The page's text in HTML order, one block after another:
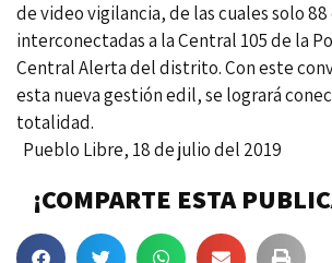
de video vigilancia, de las cuales solo
interconectadas a la Central 105 de la
Central Alerta del distrito. Con este
esta nueva gestión edil, se logrará
totalidad.
Pueblo Libre, 18 de julio del 2019
¡COMPARTE ESTA